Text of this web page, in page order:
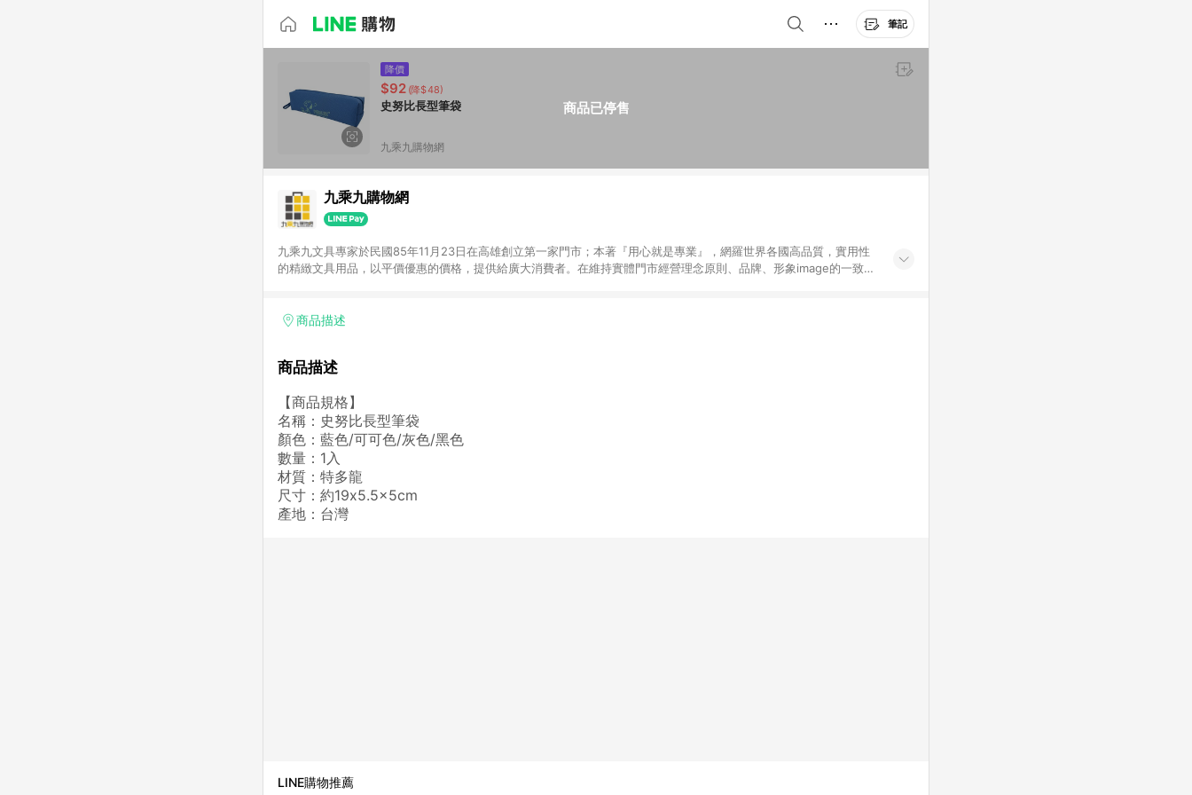
筆記
商品已停售
降價
$92 (降$48)
史努比長型筆袋
九乘九購物網
九乘九購物網
九乘九文具專家於民國85年11月23日在高雄創立第一家門市；本著『用心就是專業』，網羅世界各國高品質，實用性
的精緻文具用品，以平價優惠的價格，提供給廣大消費者。在維持實體門市經營理念原則、品牌、形象image的一致性
商出貨後 30 天前後發送。 (2) 門市訂單、門市取貨、大量議價、月結企業訂單及紅利點數商品不符合導購資格。 (3)
商品描述
商品描述
【商品規格】
名稱：史努比長型筆袋
顏色：藍色/可可色/灰色/黑色
數量：1入
材質：特多龍
尺寸：約19x5.5x5cm
產地：台灣
LINE購物推薦